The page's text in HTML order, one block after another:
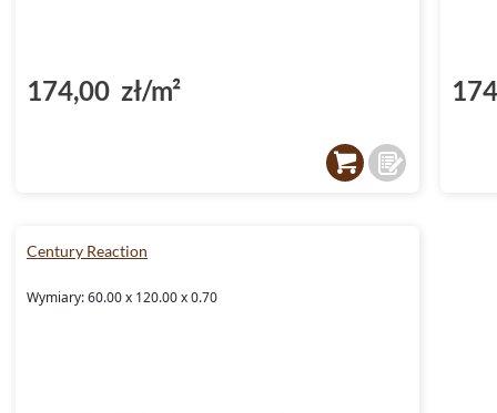
174,00 zł/m²
Century Reaction
Wymiary: 60.00 x 120.00 x 0.70